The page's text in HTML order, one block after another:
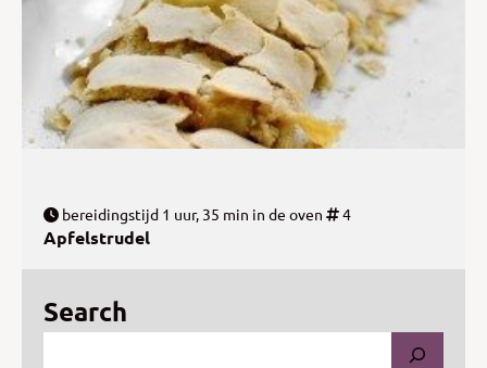
bereidingstijd 1 uur, 35 min in de oven 4
Apfelstrudel
Search